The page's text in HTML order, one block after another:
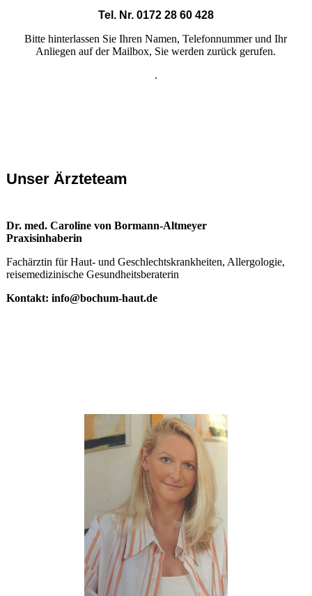
Tel. Nr. 0172 28 60 428
Bitte hinterlassen Sie Ihren Namen, Telefonnummer und Ihr
Anliegen auf der Mailbox, Sie werden zurück gerufen.
.
Unser Ärzteteam
Dr. med. Caroline von Bormann-Altmeyer
Praxisinhaberin
Fachärztin für Haut- und Geschlechtskrankheiten, Allergologie,
reisemedizinische Gesundheitsberaterin
Kontakt: info@bochum-haut.de